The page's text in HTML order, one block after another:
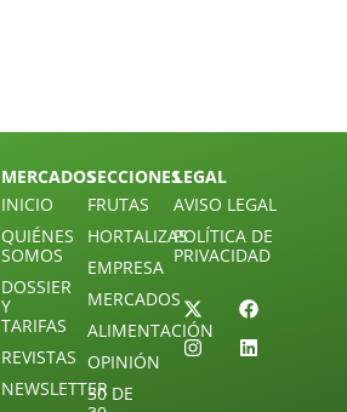
MERCADOS
INICIO
QUIÉNES
SOMOS
DOSSIER
Y
TARIFAS
REVISTAS
NEWSLETTER
SECCIONES
FRUTAS
HORTALIZAS
EMPRESA
MERCADOS
ALIMENTACIÓN
OPINIÓN
30 DE
LEGAL
AVISO LEGAL
POLÍTICA DE
PRIVACIDAD